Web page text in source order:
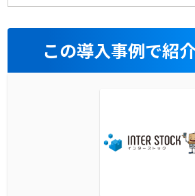
この導入事例で紹